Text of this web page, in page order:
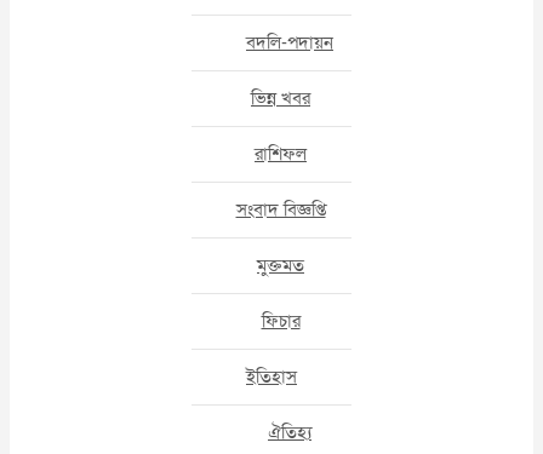
বদলি-পদায়ন
ভিন্ন খবর
রাশিফল
সংবাদ বিজ্ঞপ্তি
মুক্তমত
ফিচার
ইতিহাস
ঐতিহ্য